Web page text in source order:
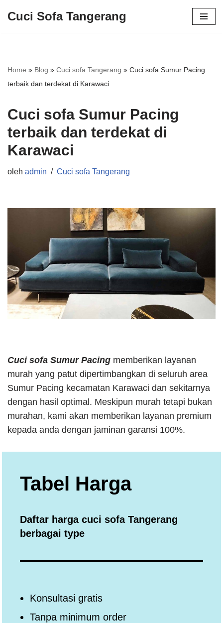
Cuci Sofa Tangerang
Home » Blog » Cuci sofa Tangerang » Cuci sofa Sumur Pacing
terbaik dan terdekat di Karawaci
Cuci sofa Sumur Pacing
terbaik dan terdekat di
Karawaci
oleh admin Cuci sofa Tangerang
Cuci sofa Sumur Pacing memberikan layanan
murah yang patut dipertimbangkan di seluruh area
Sumur Pacing kecamatan Karawaci dan sekitarnya
dengan hasil optimal. Meskipun murah tetapi bukan
murahan, kami akan memberikan layanan premium
kepada anda dengan jaminan garansi 100%.
Tabel Harga
Daftar harga cuci sofa Tangerang
berbagai type
Konsultasi gratis
Tanpa minimum order